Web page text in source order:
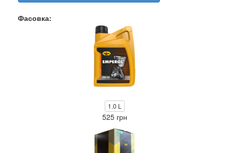
Фасовка:
1.0 L
525 грн